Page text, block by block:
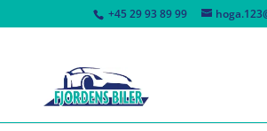
+45 29 93 89 99
Tilbage til søgeresultat